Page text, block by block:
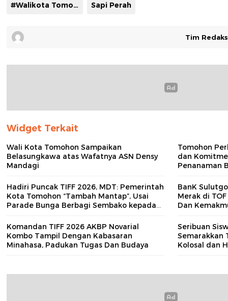
#Walikota Tomohon Caroll Senduk Sapi Perah
Tim
Widget Terkait
Wali Kota Tomohon Sampaikan
Belasungkawa atas Wafatnya ASN Densy
Mandagi
Tomohon
dan
Penanaman
Hadiri Puncak TIFF 2026, MDT: Pemerintah
Kota Tomohon “Tambah Mantap”, Usai
Parade Bunga Berbagi Sembako kepada
BanK
Merak di
Dan
Komandan TIFF 2026 AKBP Novarial
Kombo Tampil Dengan Kabasaran
Minahasa, Padukan Tugas Dan Budaya
Seribuan
Semarakkan
Kolosal dan